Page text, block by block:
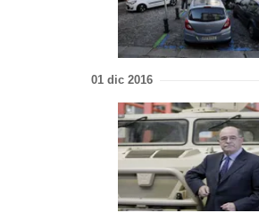
01 dic 2016